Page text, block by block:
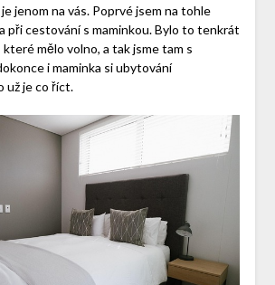
jenom na vás. Poprvé jsem na tohle
při cestování s maminkou. Bylo to tenkrát
mělo volno, a tak jsme tam s
i maminka si ubytování
už je co říct.